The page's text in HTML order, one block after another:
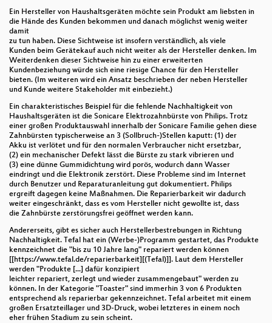
Ein Hersteller von Haushaltsgeräten möchte sein Produkt am liebsten in
die Hände des Kunden bekommen und danach möglichst wenig weiter
damit
zu tun haben. Diese Sichtweise ist insofern verständlich, als viele
Kunden beim Gerätekauf auch nicht weiter als der Hersteller denken. Im
Weiterdenken dieser Sichtweise hin zu einer erweiterten
Kundenbeziehung würde sich eine riesige Chance für den Hersteller
bieten. (Im weiteren wird ein Ansatz beschrieben der neben Hersteller
und Kunde weitere Stakeholder mit einbezieht.)
Ein charakteristisches Beispiel für die fehlende Nachhaltigkeit von
Haushaltsgeräten ist die Sonicare Elektrozahnbürste von Philips. Trotz
einer großen Produktauswahl innerhalb der Sonicare Familie gehen diese
Zahnbürsten typischerweise an 3 (Sollbruch-)Stellen kaputt: (1) der
Akku ist verlötet und für den normalen Verbraucher nicht ersetzbar,
(2) ein mechanischer Defekt lässt die Bürste zu stark vibrieren und
(3) eine dünne Gummidichtung wird porös, wodurch dann Wasser
eindringt und die Elektronik zerstört. Diese Probleme sind im Internet
durch Benutzer und Reparaturanleitung gut dokumentiert. Philips
ergreift dagegen keine Maßnahmen. Die Reparierbarkeit wir dadurch
weiter eingeschränkt, dass es vom Hersteller nicht gewollte ist, dass
die Zahnbürste zerstörungsfrei geöffnet werden kann.
Andererseits, gibt es sicher auch Herstellerbestrebungen in Richtung
Nachhaltigkeit. Tefal hat ein (Werbe-)Programm gestartet, das Produkte
kennzeichnet die "bis zu 10 Jahre lang" repariert werden können
[[https://www.tefal.de/reparierbarkeit][(Tefal)]]. Laut dem Hersteller
werden "Produkte [...] dafür konzipiert
leichter repariert, zerlegt und wieder zusammengebaut" werden zu
können. In der Kategorie "Toaster" sind immerhin 3 von 6 Produkten
entsprechend als reparierbar gekennzeichnet. Tefal arbeitet mit einem
großen Ersatzteillager und 3D-Druck, wobei letzteres in einem noch
eher frühen Stadium zu sein scheint.